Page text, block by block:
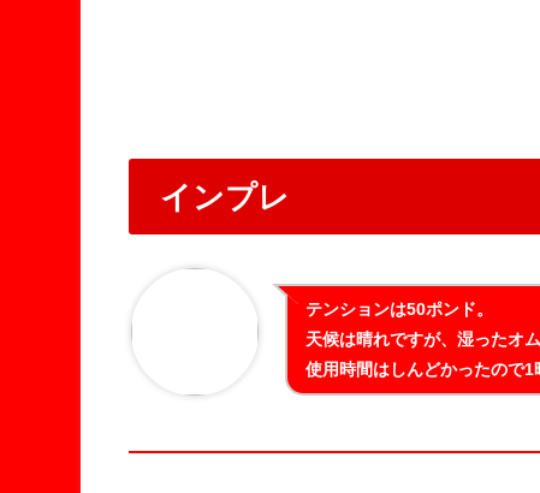
インプレ
テンションは50ポンド。
天候は晴れですが、湿ったオ
使用時間はしんどかったので1